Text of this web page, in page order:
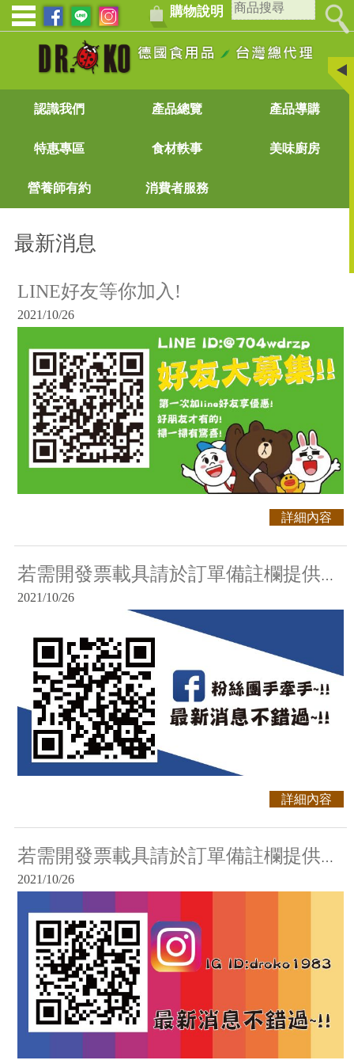
購物說明
認識我們 產品總覽 產品導購
特惠專區 食材軼事 美味廚房
營養師有約 消費者服務
最新消息
LINE好友等你加入!
2021/10/26
詳細內容
若需開發票載具請於訂單備註欄提供載具號碼。
2021/10/26
詳細內容
若需開發票載具請於訂單備註欄提供載具號碼。
2021/10/26